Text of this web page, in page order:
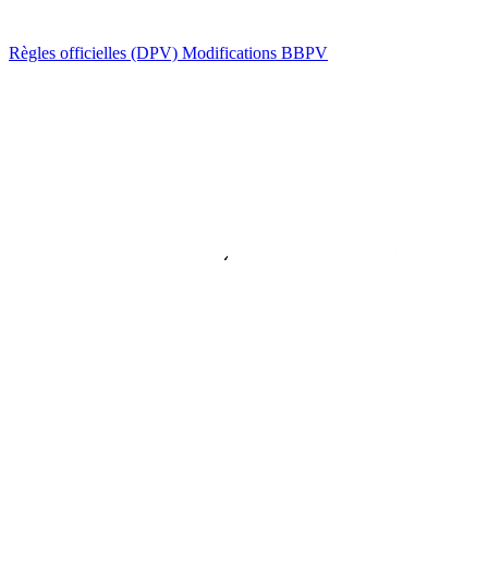
Règles officielles (DPV) Modifications BBPV